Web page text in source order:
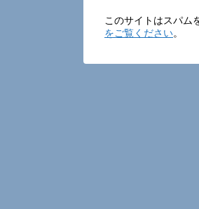
このサイトはスパム
をご覧ください。